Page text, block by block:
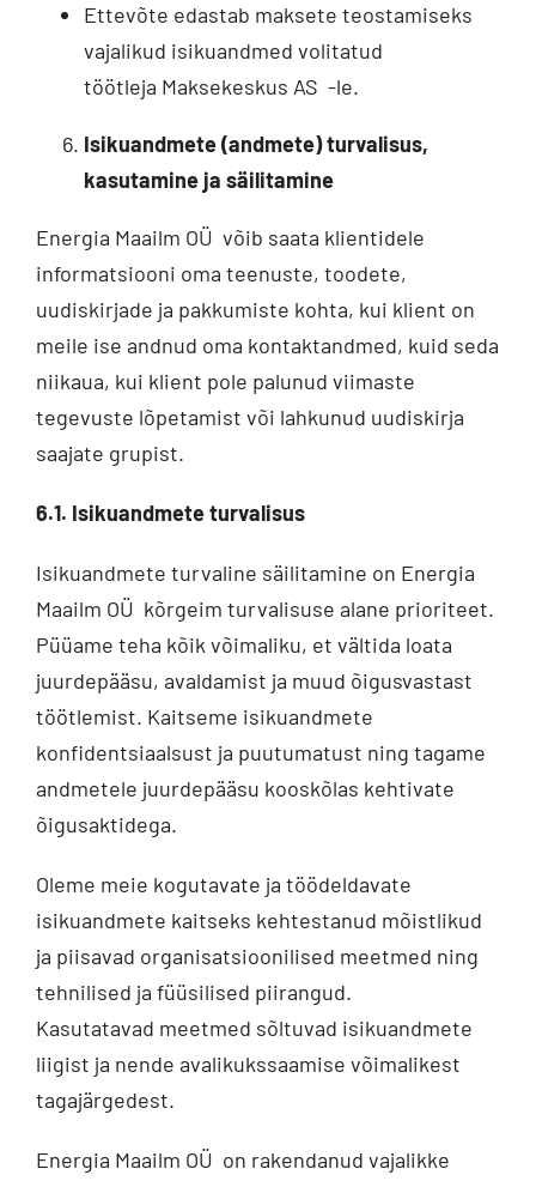
Ettevõte edastab maksete teostamiseks
vajalikud isikuandmed volitatud
töötleja Maksekeskus AS -le.
Isikuandmete (andmete) turvalisus,
kasutamine ja säilitamine
Energia Maailm OÜ võib saata klientidele
informatsiooni oma teenuste, toodete,
uudiskirjade ja pakkumiste kohta, kui klient on
meile ise andnud oma kontaktandmed, kuid seda
niikaua, kui klient pole palunud viimaste
tegevuste lõpetamist või lahkunud uudiskirja
saajate grupist.
6.1. Isikuandmete turvalisus
Isikuandmete turvaline säilitamine on Energia
Maailm OÜ kõrgeim turvalisuse alane prioriteet.
Püüame teha kõik võimaliku, et vältida loata
juurdepääsu, avaldamist ja muud õigusvastast
töötlemist. Kaitseme isikuandmete
konfidentsiaalsust ja puutumatust ning tagame
andmetele juurdepääsu kooskõlas kehtivate
õigusaktidega.
Oleme meie kogutavate ja töödeldavate
isikuandmete kaitseks kehtestanud mõistlikud
ja piisavad organisatsioonilised meetmed ning
tehnilised ja füüsilised piirangud.
Kasutatavad meetmed sõltuvad isikuandmete
liigist ja nende avalikukssaamise võimalikest
tagajärgedest.
Energia Maailm OÜ on rakendanud vajalikke